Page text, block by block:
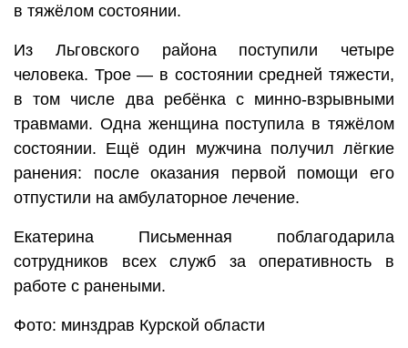
в тяжёлом состоянии.
Из Льговского района поступили четыре
человека. Трое — в состоянии средней тяжести,
в том числе два ребёнка с минно-взрывными
травмами. Одна женщина поступила в тяжёлом
состоянии. Ещё один мужчина получил лёгкие
ранения: после оказания первой помощи его
отпустили на амбулаторное лечение.
Екатерина Письменная поблагодарила
сотрудников всех служб за оперативность в
работе с ранеными.
Фото: минздрав Курской области